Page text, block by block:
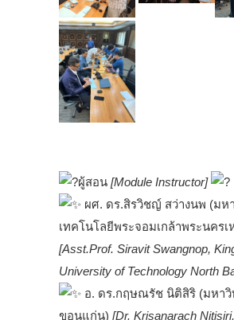
ผู้สอน [Module Instructor]
ผศ. ดร.สิรวิชญ์ สว่างนพ (มห
เทคโนโลยีพระจอมเกล้าพระนครเ
[Asst.Prof. Siravit Swangnop,
University of Technology North
อ. ดร.กฤษณรัช นิติสิริ (มหาวิ
ขอนแก่น) [Dr. Krisanarach